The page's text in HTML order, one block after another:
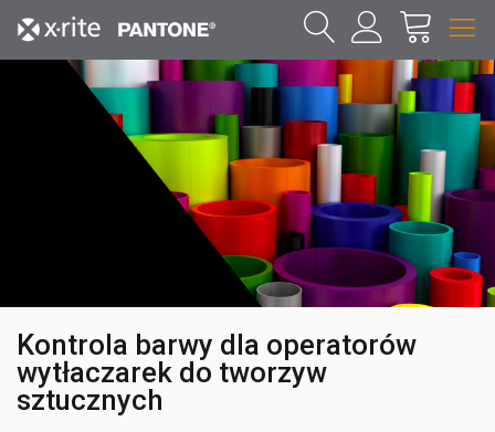
Kontrola barwy dla operatorów
wytłaczarek do tworzyw
sztucznych